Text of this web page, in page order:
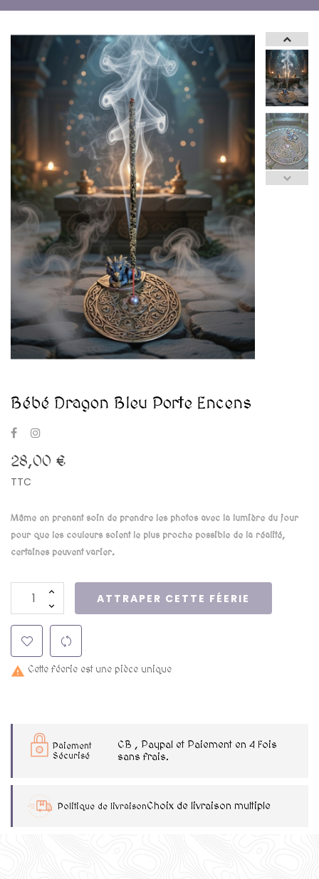
Bébé Dragon Bleu Porte Encens
28,00 €
TTC
Même en prenant soin de prendre les photos avec la lumière du jour
pour que les couleurs soient le plus proche possible de la réalité,
certaines peuvent varier.
ATTRAPER CETTE FÉERIE
 Cette féerie est une pièce unique
Paiement
Sécurisé
CB , Paypal et Paiement en 4 Fois
sans frais.
Politique de livraisonChoix de livraison multiple